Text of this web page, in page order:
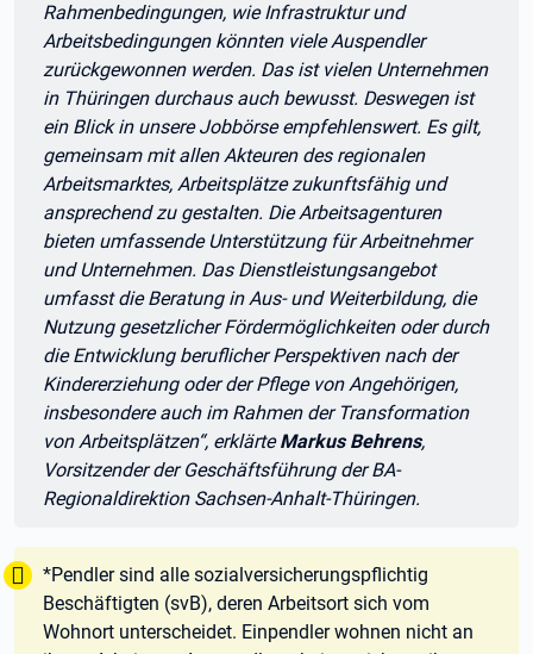
Rahmenbedingungen, wie Infrastruktur und
Arbeitsbedingungen könnten viele Auspendler
zurückgewonnen werden. Das ist vielen Unternehmen
in Thüringen durchaus auch bewusst. Deswegen ist
ein Blick in unsere Jobbörse empfehlenswert. Es gilt,
gemeinsam mit allen Akteuren des regionalen
Arbeitsmarktes, Arbeitsplätze zukunftsfähig und
ansprechend zu gestalten. Die Arbeitsagenturen
bieten umfassende Unterstützung für Arbeitnehmer
und Unternehmen. Das Dienstleistungsangebot
umfasst die Beratung in Aus- und Weiterbildung, die
Nutzung gesetzlicher Fördermöglichkeiten oder durch
die Entwicklung beruflicher Perspektiven nach der
Kindererziehung oder der Pflege von Angehörigen,
insbesondere auch im Rahmen der Transformation
von Arbeitsplätzen“, erklärteMarkus Behrens,
Vorsitzender der Geschäftsführung der BA-
Regionaldirektion Sachsen-Anhalt-Thüringen.
Tipp:
*Pendler sind alle sozialversicherungspflichtig
Beschäftigten (svB), deren Arbeitsort sich vom
Wohnort unterscheidet. Einpendler wohnen nicht an